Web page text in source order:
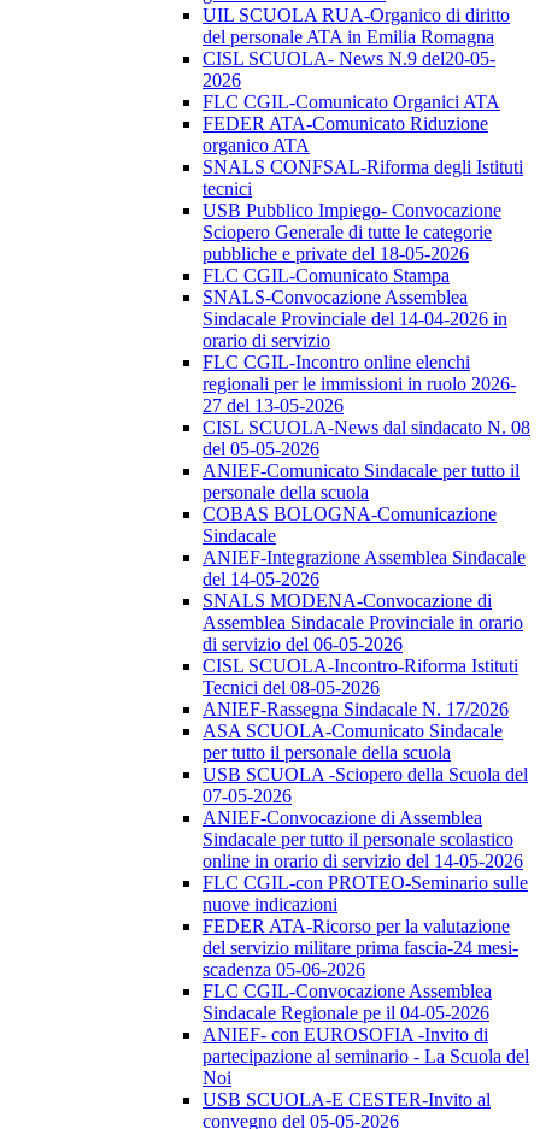
UIL SCUOLA RUA-Organico di diritto
del personale ATA in Emilia Romagna
CISL SCUOLA- News N.9 del20-05-
2026
FLC CGIL-Comunicato Organici ATA
FEDER ATA-Comunicato Riduzione
organico ATA
SNALS CONFSAL-Riforma degli Istituti
tecnici
USB Pubblico Impiego- Convocazione
Sciopero Generale di tutte le categorie
pubbliche e private del 18-05-2026
FLC CGIL-Comunicato Stampa
SNALS-Convocazione Assemblea
Sindacale Provinciale del 14-04-2026 in
orario di servizio
FLC CGIL-Incontro online elenchi
regionali per le immissioni in ruolo 2026-
27 del 13-05-2026
CISL SCUOLA-News dal sindacato N. 08
del 05-05-2026
ANIEF-Comunicato Sindacale per tutto il
personale della scuola
COBAS BOLOGNA-Comunicazione
Sindacale
ANIEF-Integrazione Assemblea Sindacale
del 14-05-2026
SNALS MODENA-Convocazione di
Assemblea Sindacale Provinciale in orario
di servizio del 06-05-2026
CISL SCUOLA-Incontro-Riforma Istituti
Tecnici del 08-05-2026
ANIEF-Rassegna Sindacale N. 17/2026
ASA SCUOLA-Comunicato Sindacale
per tutto il personale della scuola
USB SCUOLA -Sciopero della Scuola del
07-05-2026
ANIEF-Convocazione di Assemblea
Sindacale per tutto il personale scolastico
online in orario di servizio del 14-05-2026
FLC CGIL-con PROTEO-Seminario sulle
nuove indicazioni
FEDER ATA-Ricorso per la valutazione
del servizio militare prima fascia-24 mesi-
scadenza 05-06-2026
FLC CGIL-Convocazione Assemblea
Sindacale Regionale pe il 04-05-2026
ANIEF- con EUROSOFIA -Invito di
partecipazione al seminario - La Scuola del
Noi
USB SCUOLA-E CESTER-Invito al
convegno del 05-05-2026